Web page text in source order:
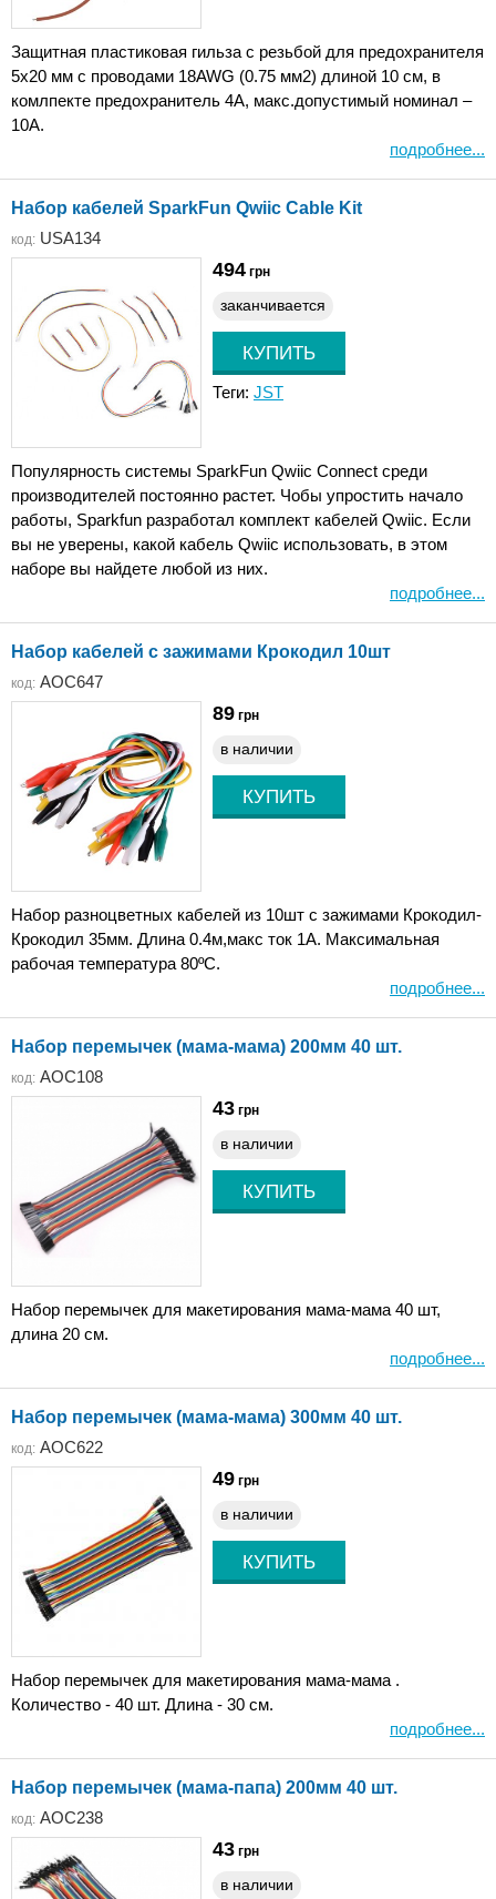
Защитная пластиковая гильза с резьбой для предохранителя
5x20 мм с проводами 18AWG (0.75 мм2) длиной 10 см, в
комлпекте предохранитель 4A, макс.допустимый номинал –
10А.
подробнее...
Набор кабелей SparkFun Qwiic Cable Kit
код: USA134
494 грн
заканчивается
Теги: JST
Популярность системы SparkFun Qwiic Connect среди
производителей постоянно растет. Чобы упростить начало
работы, Sparkfun разработал комплект кабелей Qwiic. Если
вы не уверены, какой кабель Qwiic использовать, в этом
наборе вы найдете любой из них.
подробнее...
Набор кабелей с зажимами Крокодил 10шт
код: AOC647
89 грн
в наличии
Набор разноцветных кабелей из 10шт с зажимами Крокодил-
Крокодил 35мм. Длина 0.4м,макс ток 1A. Максимальная
рабочая температура 80ºС.
подробнее...
Набор перемычек (мама-мама) 200мм 40 шт.
код: AOC108
43 грн
в наличии
Набор перемычек для макетирования мама-мама 40 шт,
длина 20 см.
подробнее...
Набор перемычек (мама-мама) 300мм 40 шт.
код: AOC622
49 грн
в наличии
Набор перемычек для макетирования мама-мама .
Количество - 40 шт. Длина - 30 см.
подробнее...
Набор перемычек (мама-папа) 200мм 40 шт.
код: AOC238
43 грн
в наличии